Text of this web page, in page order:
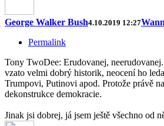
George Walker Bush4.10.2019 12:27
Permalink
Tony TwoDee: Erudovanej,
vzato velmi dobrý historik, neocení ho
Trumpovi, Putinovi apod. Protože právě
dekonstrukce demokracie.
Jinak jsi dobrej, já jsem ještě všechno od